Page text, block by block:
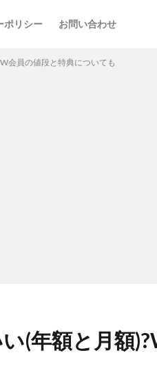
ポリシー お問い合わせ
会員の値段と特典についても
(年額と月額